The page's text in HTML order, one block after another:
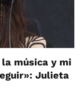
música y mi
Julieta